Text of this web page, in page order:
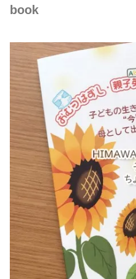
book